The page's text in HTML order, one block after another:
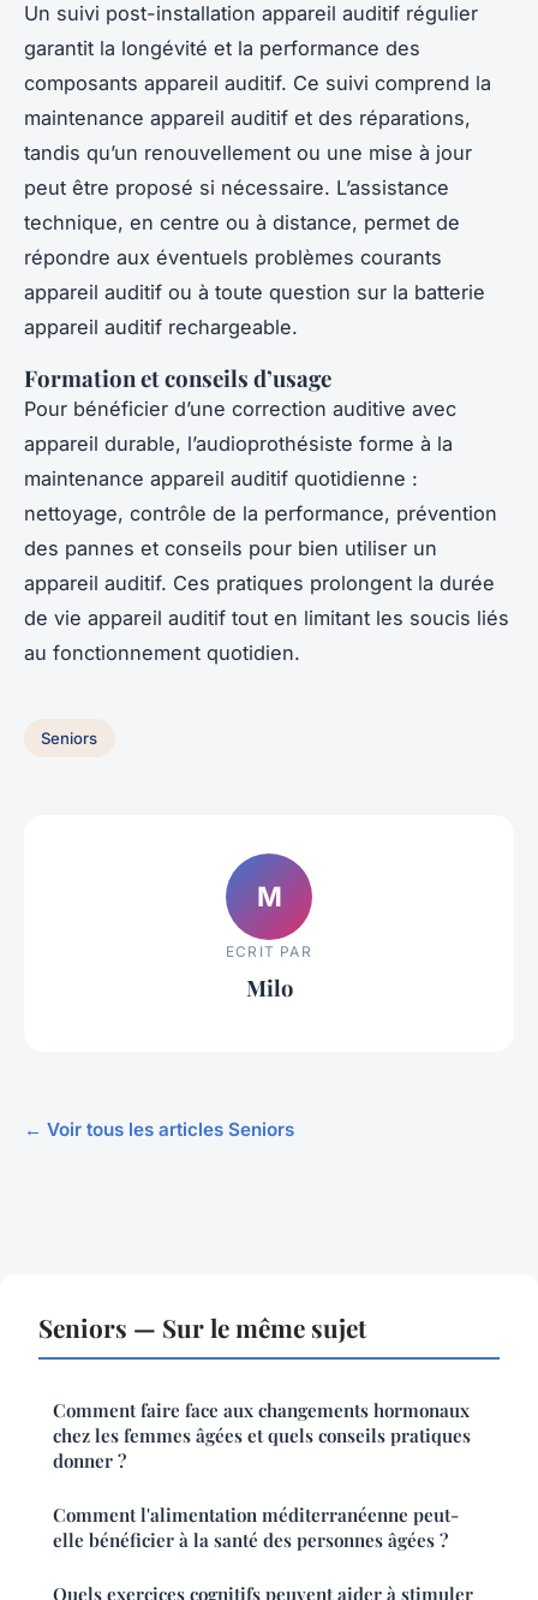
Un suivi post-installation appareil auditif régulier
garantit la longévité et la performance des
composants appareil auditif. Ce suivi comprend la
maintenance appareil auditif et des réparations,
tandis qu’un renouvellement ou une mise à jour
peut être proposé si nécessaire. L’assistance
technique, en centre ou à distance, permet de
répondre aux éventuels problèmes courants
appareil auditif ou à toute question sur la batterie
appareil auditif rechargeable.
Formation et conseils d’usage
Pour bénéficier d’une correction auditive avec
appareil durable, l’audioprothésiste forme à la
maintenance appareil auditif quotidienne :
nettoyage, contrôle de la performance, prévention
des pannes et conseils pour bien utiliser un
appareil auditif. Ces pratiques prolongent la durée
de vie appareil auditif tout en limitant les soucis liés
au fonctionnement quotidien.
Seniors
M
ECRIT PAR
Milo
← Voir tous les articles Seniors
Seniors — Sur le même sujet
Comment faire face aux changements hormonaux
chez les femmes âgées et quels conseils pratiques
donner ?
Comment l'alimentation méditerranéenne peut-
elle bénéficier à la santé des personnes âgées ?
Quels exercices cognitifs peuvent aider à stimuler